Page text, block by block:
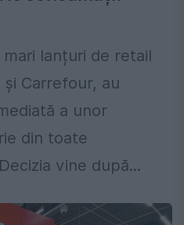
lanțuri de retail
și Carrefour, au
a unor
din toate
vine după...